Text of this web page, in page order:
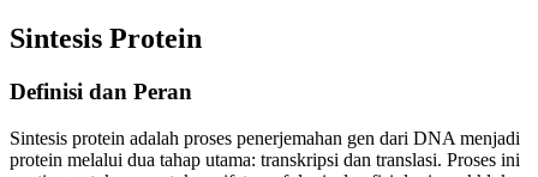
Sintesis Protein
Definisi dan Peran
Sintesis protein adalah proses penerjemahan gen dari DNA menjadi
protein melalui dua tahap utama: transkripsi dan translasi. Proses ini